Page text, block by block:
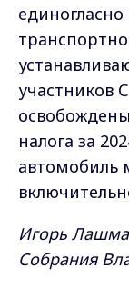
участников
налога за
автомобиль
Игорь
Собрания